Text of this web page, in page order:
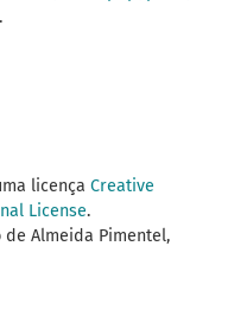
licença Creative
License.
de Almeida Pimentel,